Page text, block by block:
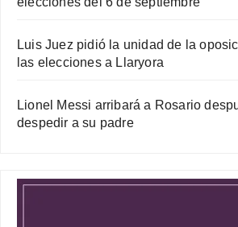
Luis Juez pidió la unidad de la
las elecciones a Llaryora
Lionel Messi arribará a Rosario
despedir a su padre